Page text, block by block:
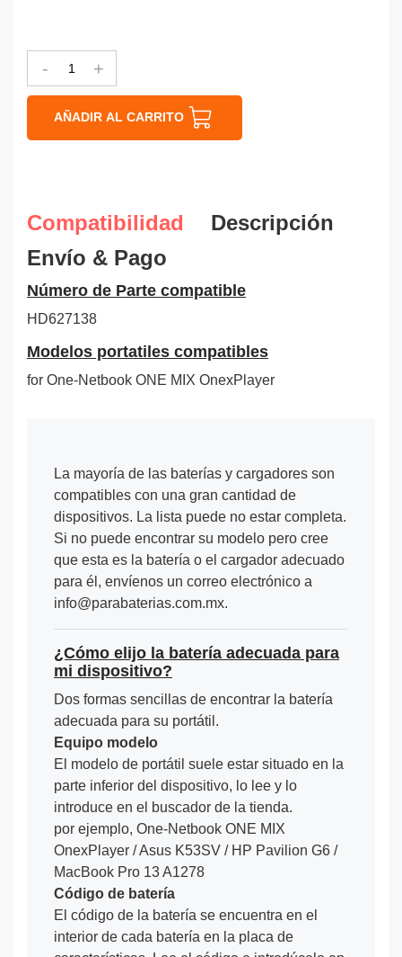
- +
AÑADIR AL CARRITO
Compatibilidad
Descripción
Envío & Pago
Número de Parte compatible
HD627138
Modelos portatiles compatibles
for One-Netbook ONE MIX OnexPlayer
La mayoría de las baterías y cargadores son
compatibles con una gran cantidad de
dispositivos. La lista puede no estar completa.
Si no puede encontrar su modelo pero cree
que esta es la batería o el cargador adecuado
para él, envíenos un correo electrónico a
info@parabaterias.com.mx.
¿Cómo elijo la batería adecuada para
mi dispositivo?
Dos formas sencillas de encontrar la batería
adecuada para su portátil.
Equipo modelo
El modelo de portátil suele estar situado en la
parte inferior del dispositivo, lo lee y lo
introduce en el buscador de la tienda.
por ejemplo, One-Netbook ONE MIX
OnexPlayer / Asus K53SV / HP Pavilion G6 /
MacBook Pro 13 A1278
Código de batería
El código de la batería se encuentra en el
interior de cada batería en la placa de